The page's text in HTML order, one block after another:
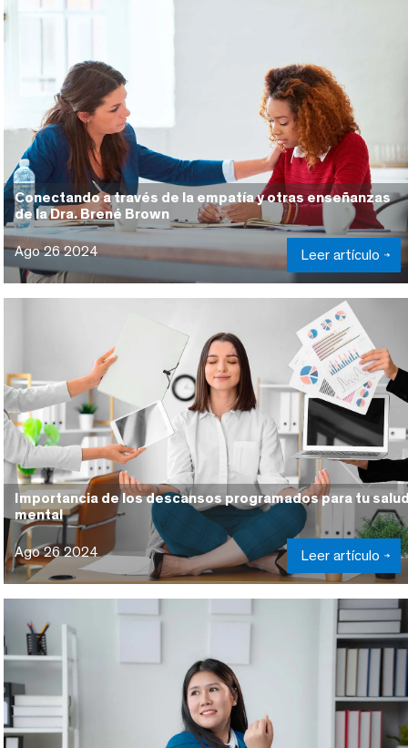
Conectando a través de la empatía y otras enseñanzas
de la Dra. Brené Brown
Ago 26 2024 Leer artículo
Importancia de los descansos programados para tu
mental
Ago 26 2024 Leer artículo